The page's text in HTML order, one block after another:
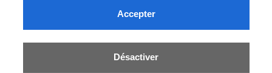
Accepter
Désactiver
RENDEZ-VOUS EN LIGNE.
Prenez rendez-vous avec nos équipes :